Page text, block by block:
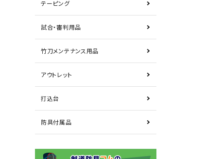
テーピング
試合・審判用品
竹刀メンテナンス用品
アウトレット
打込台
防具付属品